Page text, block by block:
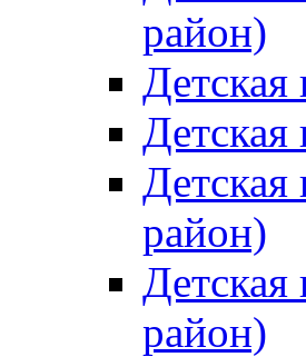
район)
район)
район)